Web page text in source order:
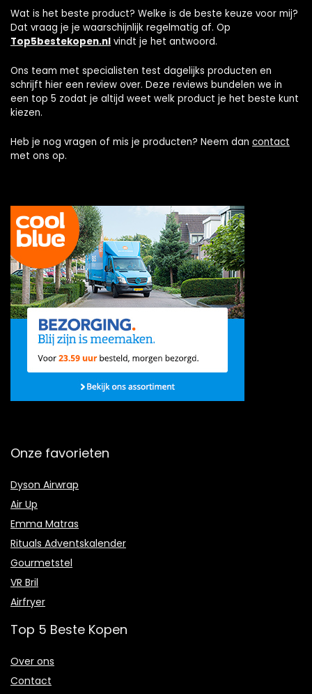
Wat is het beste product? Welke is de beste keuze voor mij?
Dat vraag je je waarschijnlijk regelmatig af. Op
Top5bestekopen.nl vindt je het antwoord.
Ons team met specialisten test dagelijks producten en
schrijft hier een review over. Deze reviews bundelen we in
een top 5 zodat je altijd weet welk product je het beste kunt
kiezen.
Heb je nog vragen of mis je producten? Neem dan contact
met ons op.
Onze favorieten
Dyson Airwrap
Air Up
Emma Matras
Rituals Adventskalender
Gourmetstel
VR Bril
Airfryer
Top 5 Beste Kopen
Over ons
Contact